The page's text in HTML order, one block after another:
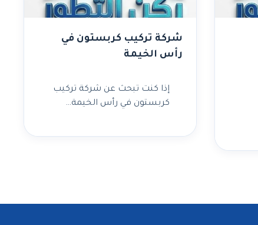
شركة تركيب كربستون في
رأس الخيمة
إذا كنت تبحث عن شركة تركيب
كربستون في رأس الخيمة…